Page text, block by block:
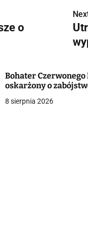
o
Bohater Czerwonego
oskarżony o
8 sierpnia 2026